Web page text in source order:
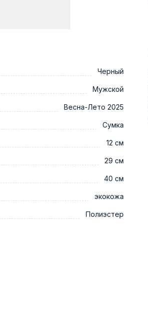
Черный
Мужской
Весна-Лето 2025
Сумка
12 см
29 см
40 см
экокожа
Полиэстер